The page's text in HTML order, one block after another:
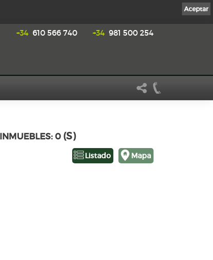
+34 981 500 254
+34 610 566 740
0 (S)
Mapa
Listado
Aceptar